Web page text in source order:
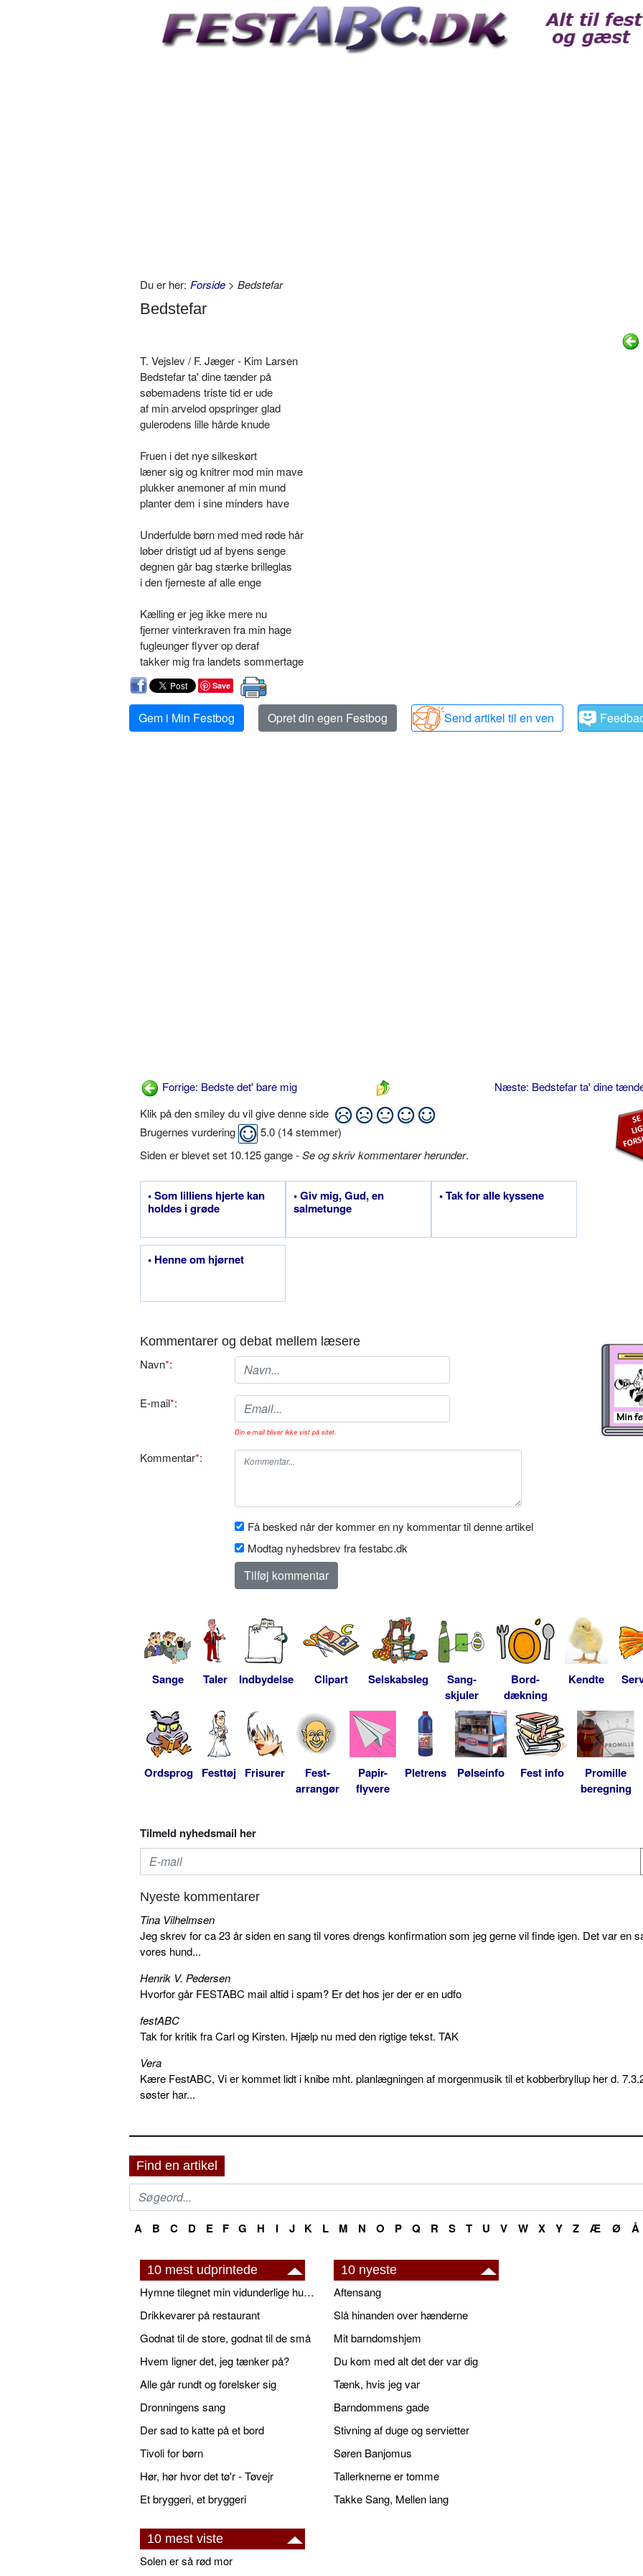
Du er her: Forside > Bedstefar
Bedstefar
T. Vejslev / F. Jæger - Kim Larsen
Bedstefar ta' dine tænder på
søbemadens triste tid er ude
af min arvelod opspringer glad
gulerodens lille hårde knude
Fruen i det nye silkeskørt
læner sig og knitrer mod min mave
plukker anemoner af min mund
planter dem i sine minders have
Underfulde børn med med røde hår
løber dristigt ud af byens senge
degnen går bag stærke brilleglas
i den fjerneste af alle enge
Kælling er jeg ikke mere nu
fjerner vinterkraven fra min hage
fugleunger flyver op deraf
takker mig fra landets sommertage
Save
Gem i Min Festbog Opret din egen Festbog Send artikel til en ven
Forrige: Bedste det' bare mig
Næste: Bedstefar ta' dine
Klik på den smiley du vil give denne side
Brugernes vurdering
5.0 (14stemmer)
Siden er blevet set 10.125 gange -Se og skriv kommentarer herunder.
• Som lilliens hjerte kan
holdes i grøde
• Giv mig, Gud, en
salmetunge
• Tak for alle kyssene
• Henne om hjørnet
Kommentarer og debat mellem læsere
Navn*:
E-mail*:
Din e-mail bliver ikke vist på sitet.
Kommentar*:
Få besked når der kommer en ny kommentar til denne artikel
Modtag nyhedsbrev fra festabc.dk
Sange Taler Indbydelse Clipart Selskabsleg
Sang-
skjuler
Bord-
dækning
Kendte
Ordsprog Festtøj Frisurer
Fest-
arrangør
Papir-
flyvere
Pletrens Pølseinfo Fest info
Promille
beregning
Tilmeld nyhedsmail her
Nyeste kommentarer
Tina Vilhelmsen
Jeg skrev for ca 23 år siden en sang til vores drengs konfirmation som jeg gerne vil finde igen. Det var en
vores hund...
Henrik V. Pedersen
Hvorfor går FESTABC mail altid i spam? Er det hos jer der er en udfo
festABC
Tak for kritik fra Carl og Kirsten. Hjælp nu med den rigtige tekst. TAK
Vera
Kære FestABC, Vi er kommet lidt i knibe mht. planlægningen af morgenmusik til et kobberbryllup her d.
søster har...
Find en artikel
A B C D E F G H I J K L M N O P Q R S T U V W X Y Z Æ Ø Å
10 mest udprintede
Hymne tilegnet min vidunderlige husbond
Drikkevarer på restaurant
Godnat til de store, godnat til de små
Hvem ligner det, jeg tænker på?
Alle går rundt og forelsker sig
Dronningens sang
Der sad to katte på et bord
Tivoli for børn
Hør, hør hvor det tø'r - Tøvejr
Et bryggeri, et bryggeri
10 nyeste
Aftensang
Slå hinanden over hænderne
Mit barndomshjem
Du kom med alt det der var dig
Tænk, hvis jeg var
Barndommens gade
Stivning af duge og servietter
Søren Banjomus
Tallerknerne er tomme
Takke Sang, Mellen lang
10 mest viste
Solen er så rød mor